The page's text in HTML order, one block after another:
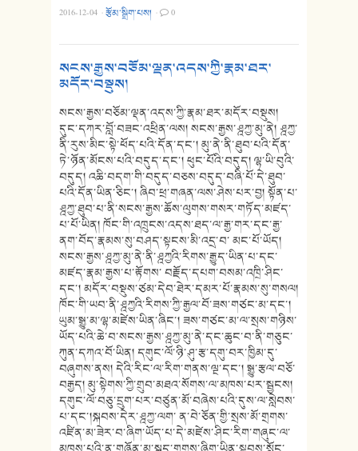
2016-12-04 ·རྩོམ་སྒྲིག་པས། · 0
སངས་རྒྱས་བཅོམ་ལྡན་འདས་ཀྱི་རྣམ་ཐར་
མདོར་བསྡུས།
སངས་རྒྱས་བཅོམ་ལྡན་འདས་ཀྱི་རྣམ་ཐར་མདོར་བསྡུས།
དུང་དཀར་བློ་བཟང་འཕྲིན་ལས། སངས་རྒྱས་ཤྰཀྱ་མུ་ནེ། ཤྰཀྱ་
ནི་རུས་མིང་སྟེ་ཕོད་པའི་དོན་དང་། མུ་ནེ་ནི་ཐུབ་པའི་དོན་
ཏེ་ཉོན་མོངས་པའི་བདུད་དང་། ཕུང་པོའི་བདུད། ལྷ་ཡི་བུའི་
བདུད། འཆི་བདག་གི་བདུད་བཅས་བདུད་བཞི་པོ་དེ་ཐུབ་
པའི་དོན་ཡིན་ཅིང་། ཞིབ་ཕྲ་གཞན་ལས་ཤེས་པར་བྱ། སྟོན་པ་
ཤྰཀྱ་ཐུབ་པ་ནི་སངས་རྒྱས་ཆོས་ལུགས་གསར་གཏོད་མཛད་
པ་པོ་ཡིན། ཁོང་གི་འཁྲུངས་འདས་ཐད་ལ་རྒྱ་གར་དང་རྒྱ་
ནག་བོད་རྣམས་སུ་བཤད་སྟངས་མི་འདྲ་བ་ མང་པོ་ཡོད།
སངས་རྒྱས་ཤྰཀྱ་མུ་ནེ་ནི་ཤྰཀྱའི་རིགས་རྒྱུད་ཡིན་པ་དང་
མཛད་རྣམ་རྒྱས་པ་རྟོགས་ བརྗོད་དཔག་བསམ་འཁྲི་ཤིང་
དང་། མདོར་བསྡུས་ཙམ་དེབ་ཐེར་དམར་པོ་རྣམས་སུ་གསལ།
ཁོང་གི་ཡབ་ནི་ཤྰཀྱའི་རིགས་ཀྱི་རྒྱལ་བོ་ཟས་གཙང་མ་དང་།
ཡུམ་སྒྱུ་མ་ལྷ་མཛེས་ཡིན་ཞིང་། ཟས་གཙང་མ་ལ་སྲས་གཉིས་
ཡོད་པའི་ཆེ་བ་སངས་རྒྱས་ཤྰཀྱ་མུ་ནེ་དང་ཆུང་བ་ནི་གཅུང་
ཀུན་དཀའ་བོ་ཡིན། དགུང་ལོ་ཉི་ཤུ་རྩ་དགུ་བར་ཁྱིམ་དུ་
བཞུགས་ནས། དེའི་རིང་ལ་རིག་གནས་ལྔ་དང་། སྒྱུ་རྩལ་བཅོ་
བརྒྱད། མུ་སྟེགས་ཀྱི་གྲུབ་མཐའ་སོགས་ལ་མཁས་པར་སྦྱངས།
དགུང་ལོ་བཅུ་དྲུག་པར་བཙུན་མོ་བཞེས་པའི་དུས་ལ་སླེབས་
པ་དང་།སྐབས་དེར་ཤྰཀྱ་ལག་ ན་བེ་ཅོན་གྱི་སྲས་མོ་གྲགས་
འཛིན་མ་ཟེར་བ་ཞིག་ཡོད་པ་དེ་མཛེས་ཤིང་རིག་གཞུང་ལ་